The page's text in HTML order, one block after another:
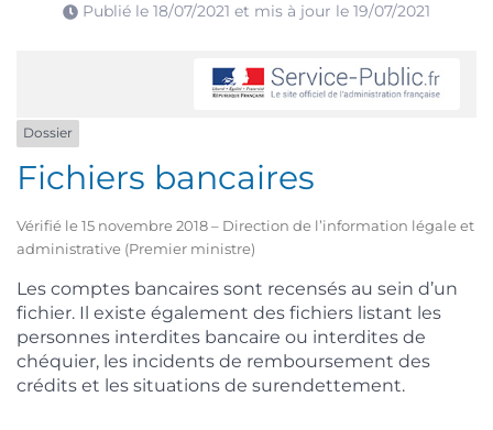
Publié le 18/07/2021 et mis à jour le 19/07/2021
Dossier
Fichiers bancaires
Vérifié le 15 novembre 2018 – Direction de l’information légale et
administrative (Premier ministre)
Les comptes bancaires sont recensés au sein d’un
fichier. Il existe également des fichiers listant les
personnes interdites bancaire ou interdites de
chéquier, les incidents de remboursement des
crédits et les situations de surendettement.